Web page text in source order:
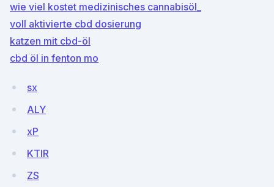
wie viel kostet medizinisches cannabisöl_
voll aktivierte cbd dosierung
katzen mit cbd-öl
cbd öl in fenton mo
sx
ALY
xP
KTIR
ZS